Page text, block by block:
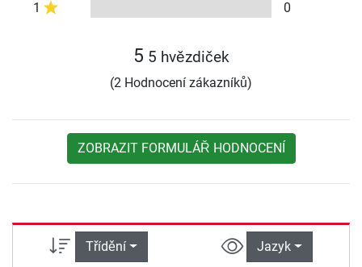
1 0
5 5 hvězdiček
(2 Hodnocení zákazníků)
ZOBRAZIT FORMULÁŘ HODNOCENÍ
Třídění Jazyk